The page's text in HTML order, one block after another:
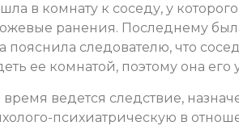
в комнату к соседу, у
ранения. Последнему
пояснила следователю, что
ее комнатой, поэтому она его
время ведется следствие,
психиатрическую в